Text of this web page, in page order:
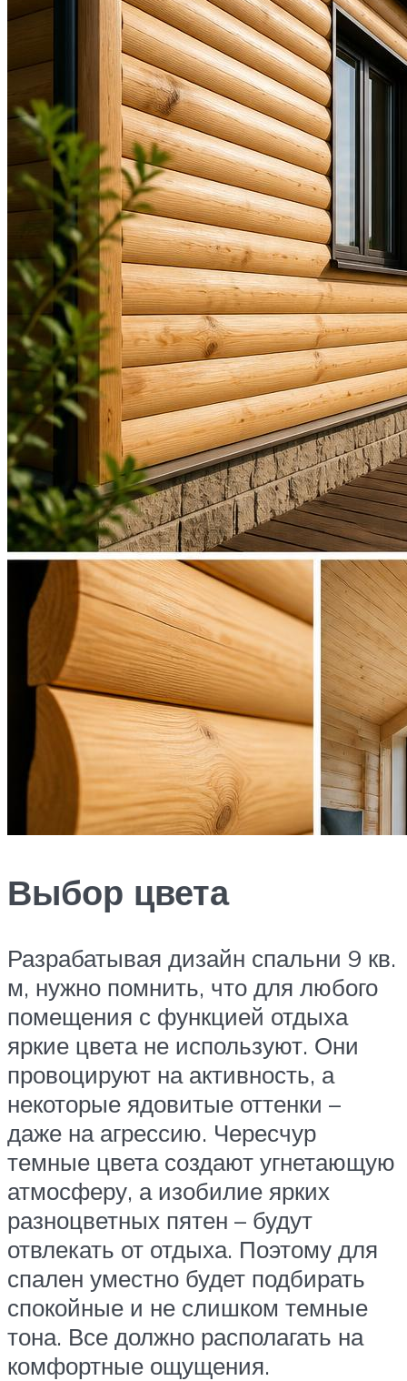
Выбор цвета
Разрабатывая дизайн спальни 9 кв.
м, нужно помнить, что для любого
помещения с функцией отдыха
яркие цвета не используют. Они
провоцируют на активность, а
некоторые ядовитые оттенки –
даже на агрессию. Чересчур
темные цвета создают угнетающую
атмосферу, а изобилие ярких
разноцветных пятен – будут
отвлекать от отдыха. Поэтому для
спален уместно будет подбирать
спокойные и не слишком темные
тона. Все должно располагать на
комфортные ощущения.